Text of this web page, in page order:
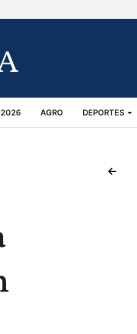
2026 AGRO DEPORTES